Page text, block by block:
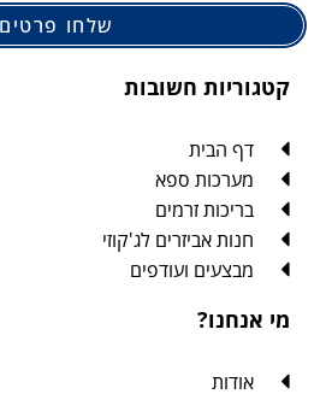
שלחו פרטים
קטגוריות חשובות
דף הבית
מערכות ספא
בריכות זרמים
חנות אביזרים לג'קוזי
מבצעים ועודפים
מי אנחנו?
אודות